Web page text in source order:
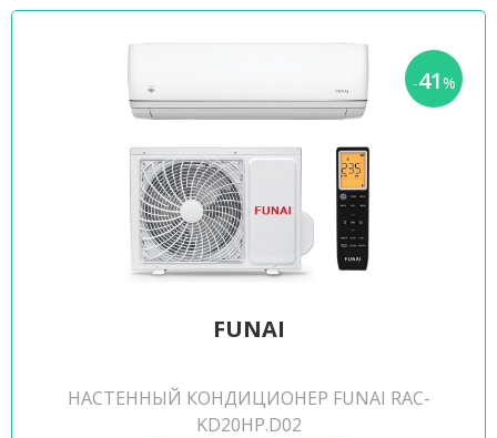
-41%
FUNAI
НАСТЕННЫЙ КОНДИЦИОНЕР FUNAI RAC-
KD20HP.D02